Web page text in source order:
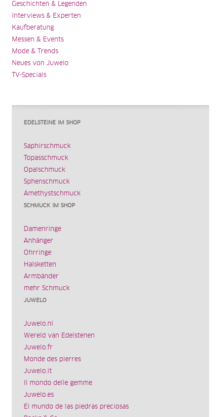
Geschichten & Legenden
Interviews & Experten
Kaufberatung
Messen & Events
Mode & Trends
Neues von Juwelo
TV-Specials
EDELSTEINE IM SHOP
Saphirschmuck
Topasschmuck
Opalschmuck
Sphenschmuck
Amethystschmuck
SCHMUCK IM SHOP
Damenringe
Anhänger
Ohrringe
Halsketten
Armbänder
mehr Schmuck
JUWELO
Juwelo.nl
Wereld van Edelstenen
Juwelo.fr
Monde des pierres
Juwelo.it
Il mondo delle gemme
Juwelo.es
El mundo de las piedras preciosas